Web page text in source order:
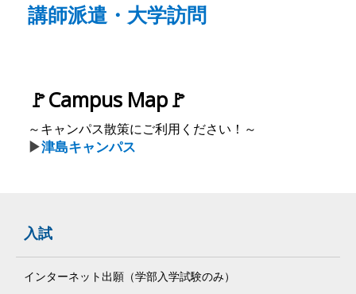
講師派遣・大学訪問
🚩Campus Map🚩
～キャンパス散策にご利用ください！～
▶津島キャンパス
入試
インターネット出願（学部入学試験のみ）